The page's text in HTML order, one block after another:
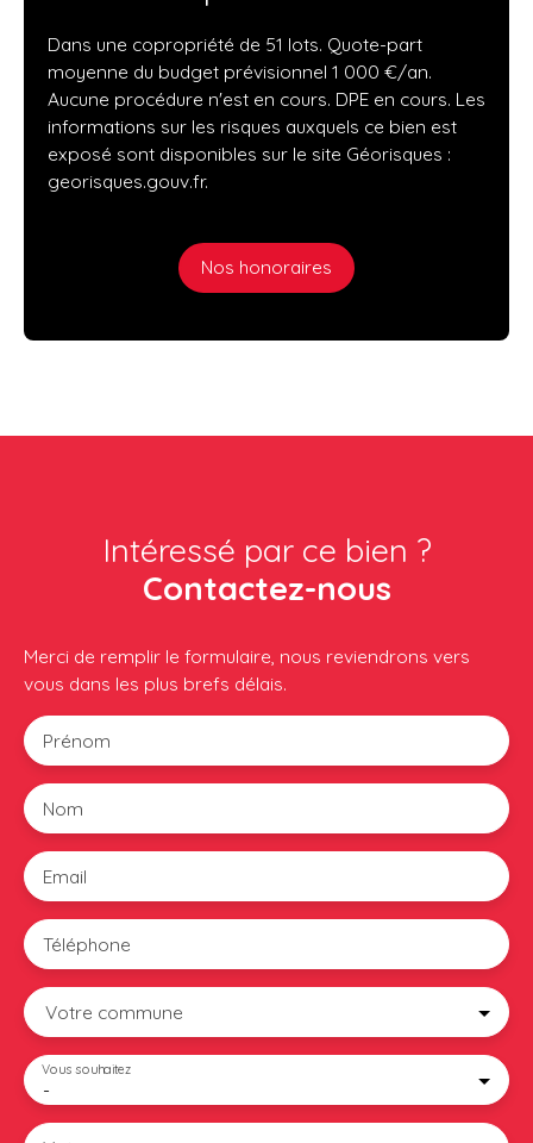
Dans une copropriété de 51 lots. Quote-part
moyenne du budget prévisionnel 1 000 €/an.
Aucune procédure n'est en cours. DPE en cours. Les
informations sur les risques auxquels ce bien est
exposé sont disponibles sur le site Géorisques :
georisques.gouv.fr.
Nos honoraires
Intéressé par ce bien ?
Contactez-nous
Merci de remplir le formulaire, nous reviendrons vers
vous dans les plus brefs délais.
Prénom
Nom
Email
Téléphone
Votre commune
-
Vous souhaitez